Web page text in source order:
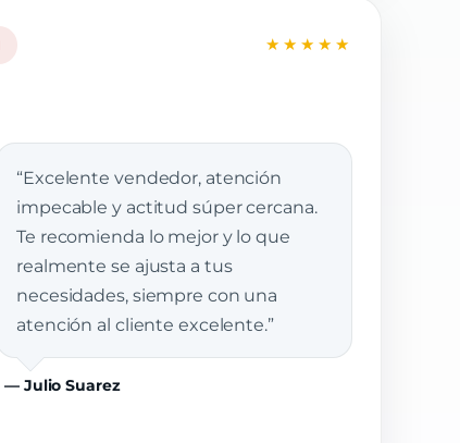
★★★★★
“Excelente vendedor, atención
impecable y actitud súper cercana.
Te recomienda lo mejor y lo que
realmente se ajusta a tus
necesidades, siempre con una
atención al cliente excelente.”
— Julio Suarez